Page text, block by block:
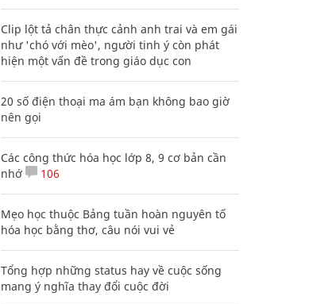
Clip lột tả chân thực cảnh anh trai và em gái
như 'chó với mèo', người tinh ý còn phát
hiện một vấn đề trong giáo dục con
20 số điện thoại ma ám bạn không bao giờ
nên gọi
Các công thức hóa học lớp 8, 9 cơ bản cần
nhớ
106
Mẹo học thuộc Bảng tuần hoàn nguyên tố
hóa học bằng thơ, câu nói vui vẻ
Tổng hợp những status hay về cuộc sống
mang ý nghĩa thay đổi cuộc đời